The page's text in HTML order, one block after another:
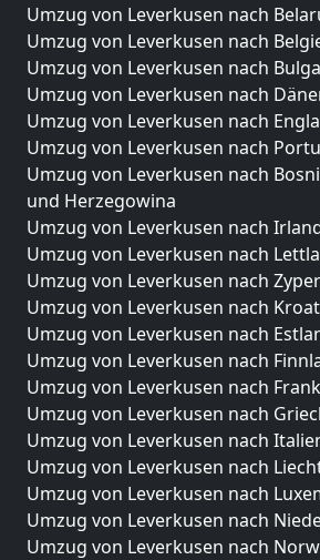
Umzug von Leverkusen nach
Umzug von Leverkusen nach
Umzug von Leverkusen nach
Umzug von Leverkusen nach
Umzug von Leverkusen nach
Umzug von Leverkusen nach
Umzug von Leverkusen nach
und Herzegowina
Umzug von Leverkusen nach
Umzug von Leverkusen nach
Umzug von Leverkusen nach
Umzug von Leverkusen nach
Umzug von Leverkusen nach
Umzug von Leverkusen nach
Umzug von Leverkusen nach
Umzug von Leverkusen nach
Umzug von Leverkusen nach
Umzug von Leverkusen nach
Umzug von Leverkusen nach
Umzug von Leverkusen nach
Umzug von Leverkusen nach